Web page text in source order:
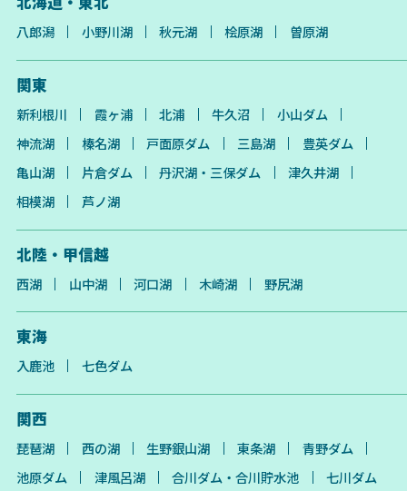
八郎潟 小野川湖 秋元湖 桧原湖 曽原湖
関東
新利根川 霞ヶ浦 北浦 牛久沼
小山ダム
神流湖
榛名湖 戸面原ダム 三島湖
豊英ダム
亀山湖
片倉ダム 丹沢湖・三保ダム
津久井湖
相模湖
芦ノ湖
北陸・甲信越
西湖 山中湖 河口湖 木崎湖 野尻湖
東海
入鹿池 七色ダム
関西
琵琶湖 西の湖 生野銀山湖 東条湖
青野ダム
池原ダム
津風呂湖 合川ダム・合川貯水池 七川ダム